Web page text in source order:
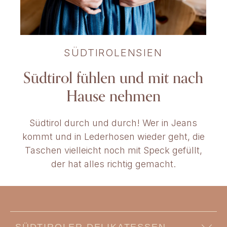
SÜDTIROLENSIEN
Südtirol fühlen und mit nach
Hause nehmen
Südtirol durch und durch! Wer in Jeans
kommt und in Lederhosen wieder geht, die
Taschen vielleicht noch mit Speck gefüllt,
der hat alles richtig gemacht.